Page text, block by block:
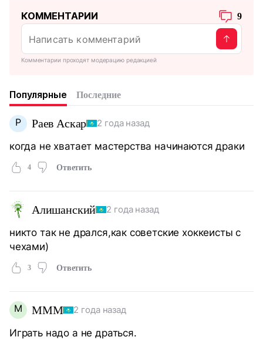
КОММЕНТАРИИ 9
Комментарии проходят модерацию редакцией
Популярные Последние
Р Раев Аскар 2 года назад
когда не хватает мастерства начинаются драки
4 Ответить
Алишанский 2 года назад
никто так не дрался,как советские хоккеисты с
чехами)
3 Ответить
М МММ 2 года назад
Играть надо а не драться.